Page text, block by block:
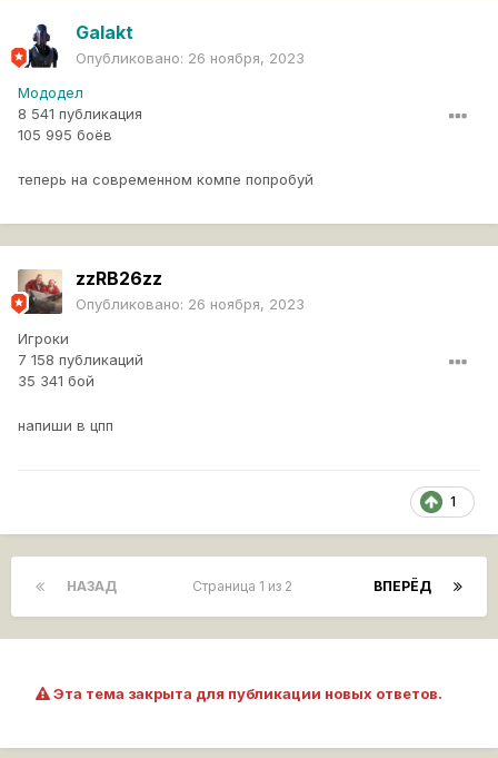
Galakt
Опубликовано: 26 ноября, 2023
Мододел
8 541 публикация
105 995 боёв
теперь на современном компе попробуй
zzRB26zz
Опубликовано: 26 ноября, 2023
Игроки
7 158 публикаций
35 341 бой
напиши в цпп
1
НАЗАД ВПЕРЁД
Страница 1 из 2
Эта тема закрыта для публикации новых ответов.